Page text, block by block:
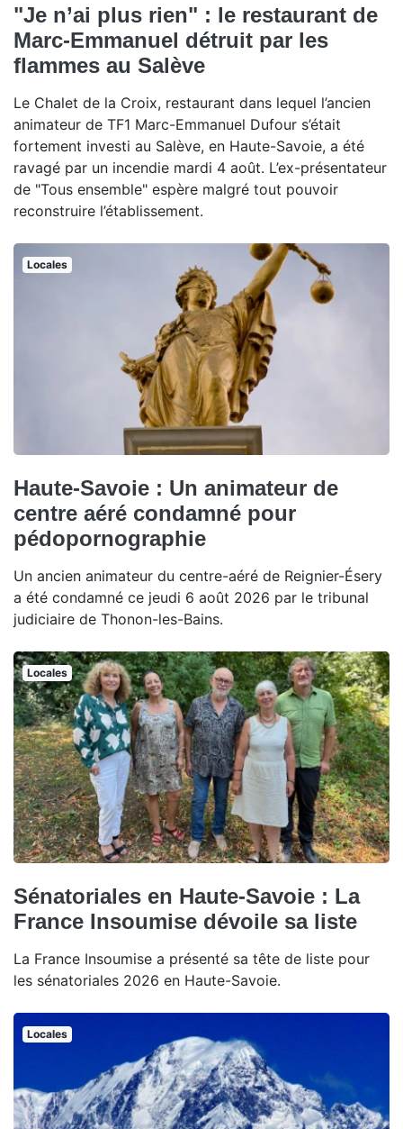
"Je n’ai plus rien" : le restaurant de
Marc-Emmanuel détruit par les
flammes au Salève
Le Chalet de la Croix, restaurant dans lequel l’ancien
animateur de TF1 Marc-Emmanuel Dufour s’était
fortement investi au Salève, en Haute-Savoie, a été
ravagé par un incendie mardi 4 août. L’ex-présentateur
de "Tous ensemble" espère malgré tout pouvoir
reconstruire l’établissement.
Locales
Haute-Savoie : Un animateur de
centre aéré condamné pour
pédopornographie
Un ancien animateur du centre-aéré de Reignier-Ésery
a été condamné ce jeudi 6 août 2026 par le tribunal
judiciaire de Thonon-les-Bains.
Locales
Sénatoriales en Haute-Savoie : La
France Insoumise dévoile sa liste
La France Insoumise a présenté sa tête de liste pour
les sénatoriales 2026 en Haute-Savoie.
Locales